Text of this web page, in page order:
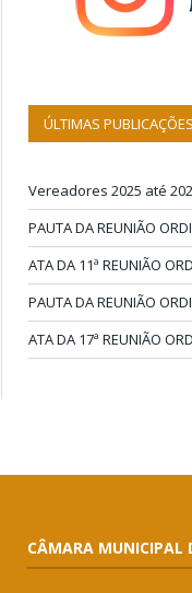
ÚLTIMAS PUBLICAÇÕES
Vereadores 2025 até
PAUTA DA REUNIÃO
ATA DA 11ª REUNIÃO
PAUTA DA REUNIÃO
ATA DA 17ª REUNIÃO
CÂMARA MUNICIPAL